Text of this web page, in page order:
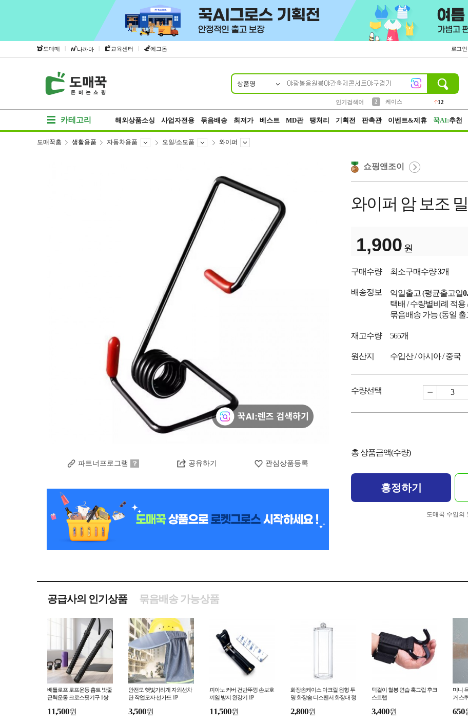
도매매 | 나까마 | 교육센터 | 에그돔 로그인
상품명
인기검색어
2
케이스
12
카테고리 해외상품소싱 사업자전용 묶음배송 최저가 베스트 MD관 땡처리 기획전 판촉관 이벤트&제휴 꾹AI:추천
도매꾹홈 생활용품 자동차용품 오일/소모품 와이퍼
파트너프로그램 공유하기 관심상품등록
쇼핑앤조이
와이퍼 암 보조
1,900 원
구매수량 최소구매수량3개
배송정보 익일출고 (평균출고일
택배 / 수량별비례 적용
묶음배송 가능 (동일
재고수량 565개
원산지 수입산 / 아시아 / 중국
수량선택
총 상품금액(수량)
흥정하기
도매꾹 수입의
공급사의 인기상품 묶음배송 가능상품
배틀로프 로프운동 홈트 밧줄
근력운동 크로스핏기구 1쌍
11,500원
안전모 햇빛가리개 자외선차
단 작업모자 선가드 1P
3,500원
피아노 커버 건반뚜껑 손보호
끼임 방지 완강기 1P
11,500원
화장솜케이스 아크릴 원형 투
명 화장솜 디스펜서 화장대 정
2,800원
턱걸이 철봉 연습 훅그립 후크
스트랩
3,400원
미니
거 스
650